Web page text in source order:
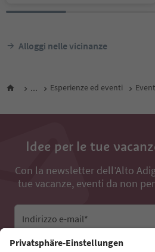
Alloggi nelle vicinanze
... Esperienze ed eventi
Idee per le tue
Con la newsletter dell’Alto
tue vacanze, eventi da non
Indirizzo e-mail*